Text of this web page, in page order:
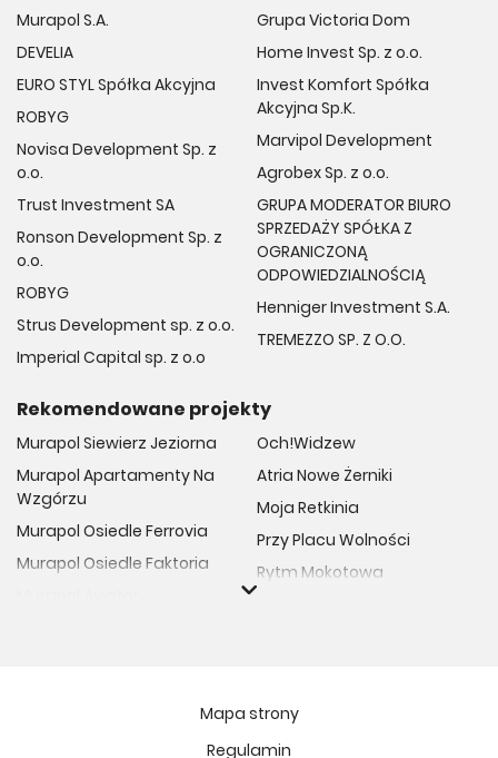
Murapol S.A.
DEVELIA
EURO STYL Spółka Akcyjna
ROBYG
Novisa Development Sp. z
o.o.
Trust Investment SA
Ronson Development Sp. z
o.o.
ROBYG
Strus Development sp. z o.o.
Imperial Capital sp. z o.o
Grupa Victoria Dom
Home Invest Sp. z o.o.
Invest Komfort Spółka
Akcyjna Sp.K.
Marvipol Development
Agrobex Sp. z o.o.
GRUPA MODERATOR BIURO
SPRZEDAŻY SPÓŁKA Z
OGRANICZONĄ
ODPOWIEDZIALNOŚCIĄ
Henniger Investment S.A.
TREMEZZO SP. Z O.O.
Rekomendowane projekty
Murapol Siewierz Jeziorna
Murapol Apartamenty Na
Wzgórzu
Murapol Osiedle Ferrovia
Murapol Osiedle Faktoria
Murapol Osiedle Szafirove
Och!Widzew
Atria Nowe Żerniki
Moja Retkinia
Przy Placu Wolności
Rytm Mokotowa
Mapa strony
Regulamin